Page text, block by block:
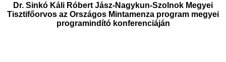
Dr. Sinkó Káli Róbert Jász-Nagykun-Szolnok Megyei
Tisztifőorvos az Országos Mintamenza program megyei
programindító konferenciáján